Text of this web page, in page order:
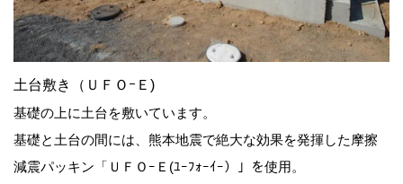
土台敷き（ＵＦＯｰＥ)
基礎の上に土台を敷いています。
基礎と土台の間には、熊本地震で絶大な効果を発揮した摩擦
減震パッキン「ＵＦＯｰＥ(ﾕｰﾌｫｰｲｰ）」を使用。